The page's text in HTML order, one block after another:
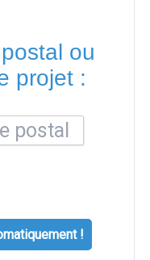
ou
projet :
!